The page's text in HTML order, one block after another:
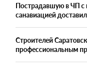
Пострадавшую в ЧП с
санавиацией
Строителей
профессиональным